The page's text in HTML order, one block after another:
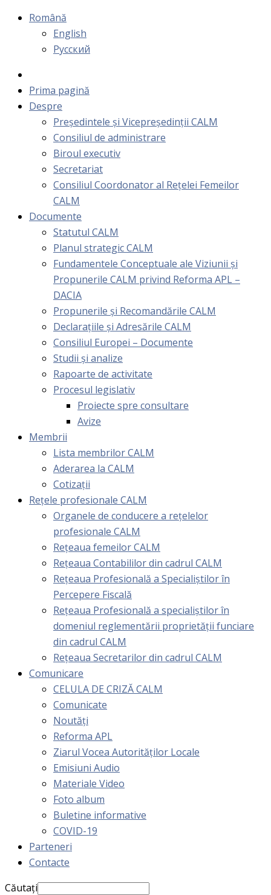
Română
English
Русский
Prima pagină
Despre
Președintele și Vicepreședinții CALM
Consiliul de administrare
Biroul executiv
Secretariat
Consiliul Coordonator al Rețelei Femeilor
CALM
Documente
Statutul CALM
Planul strategic CALM
Fundamentele Conceptuale ale Viziunii și
Propunerile CALM privind Reforma APL –
DACIA
Propunerile și Recomandările CALM
Declarațiile și Adresările CALM
Consiliul Europei – Documente
Studii și analize
Rapoarte de activitate
Procesul legislativ
Proiecte spre consultare
Avize
Membrii
Lista membrilor CALM
Aderarea la CALM
Cotizaţii
Rețele profesionale CALM
Organele de conducere a rețelelor
profesionale CALM
Rețeaua femeilor CALM
Rețeaua Contabililor din cadrul CALM
Rețeaua Profesională a Specialiștilor în
Percepere Fiscală
Reţeaua Profesională a specialiştilor în
domeniul reglementării proprietăţii funciare
din cadrul CALM
Rețeaua Secretarilor din cadrul CALM
Comunicare
CELULA DE CRIZĂ CALM
Comunicate
Noutăți
Reforma APL
Ziarul Vocea Autorităților Locale
Emisiuni Audio
Materiale Video
Foto album
Buletine informative
COVID-19
Parteneri
Contacte
Căutați